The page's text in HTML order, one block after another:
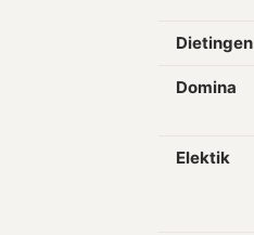
Dietingen
Domina
Elektik